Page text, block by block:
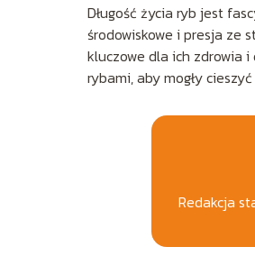
Długość życia ryb jest
środowiskowe i presja ze
kluczowe dla ich zdrowia
rybami, aby mogły
Redakcja